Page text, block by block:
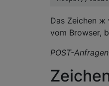
Das Zeichen
vom Browser,
POST-